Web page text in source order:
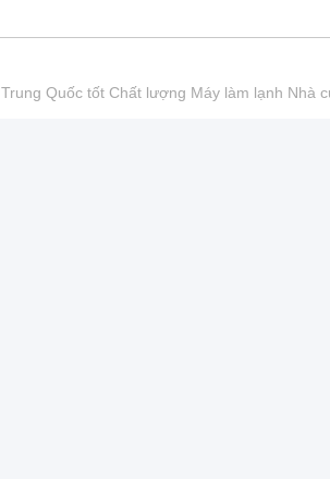
Trung Quốc tốt Chất lượng Máy làm lạnh Nhà